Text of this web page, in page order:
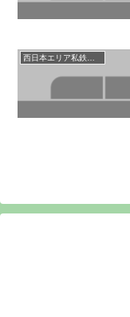
西日本エリア私鉄等路線